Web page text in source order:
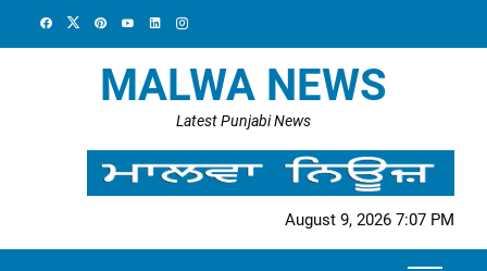
MALWA NEWS
Latest Punjabi News
August 9, 2026 7:07 PM